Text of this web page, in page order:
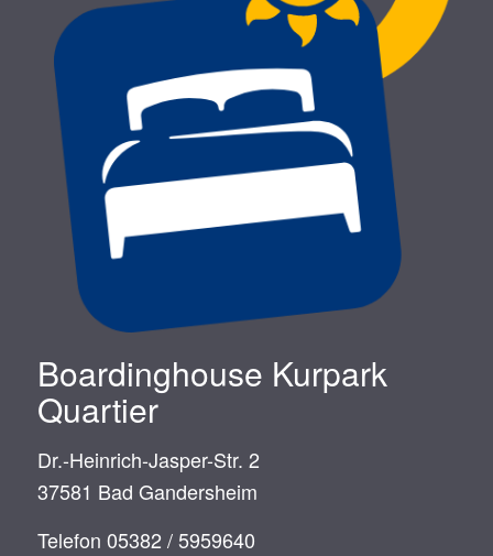
Boardinghouse Kurpark
Quartier
Dr.-Heinrich-Jasper-Str. 2
37581 Bad Gandersheim
Telefon 05382 / 5959640